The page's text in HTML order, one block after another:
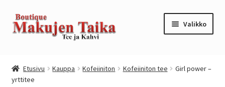
Siirry
navigointiin
Siirry
sisältöön
Valikko
Kanta-asiakkuusohjelma / loyalty program
Etusivu Kauppa Kofeiiniton Kofeiiniton tee
Girl power –
yrttitee